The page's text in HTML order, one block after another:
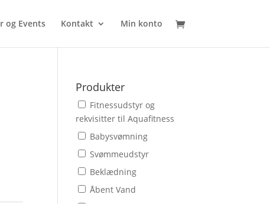
og Events Kontakt Min konto
Produkter
Fitnessudstyr og
rekvisitter til Aquafitness
Babysvømning
Svømmeudstyr
Beklædning
Åbent Vand